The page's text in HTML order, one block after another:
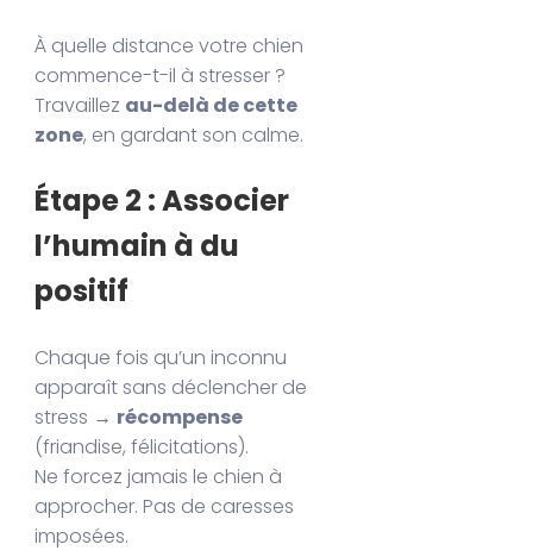
À quelle distance votre chien
commence-t-il à stresser ?
Travaillez au-delà de cette
zone, en gardant son calme.
Étape 2 : Associer
l’humain à du
positif
Chaque fois qu’un inconnu
apparaît sans déclencher de
stress → récompense
(friandise, félicitations).
Ne forcez jamais le chien à
approcher. Pas de caresses
imposées.